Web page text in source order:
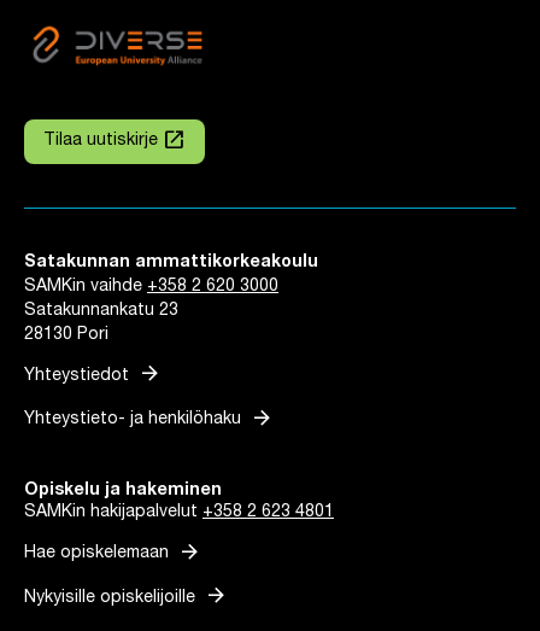
Tilaa uutiskirje
Linkki avautuu uuteen välilehteen
launch
Satakunnan ammattikorkeakoulu
SAMKin vaihde +358 2 620 3000
Satakunnankatu 23
28130 Pori
Yhteystiedot arrow_forward
Yhteystieto- ja henkilöhaku arrow_forward
Opiskelu ja hakeminen
SAMKin hakijapalvelut +358 2 623 4801
Hae opiskelemaan arrow_forward
Nykyisille opiskelijoille arrow_forward